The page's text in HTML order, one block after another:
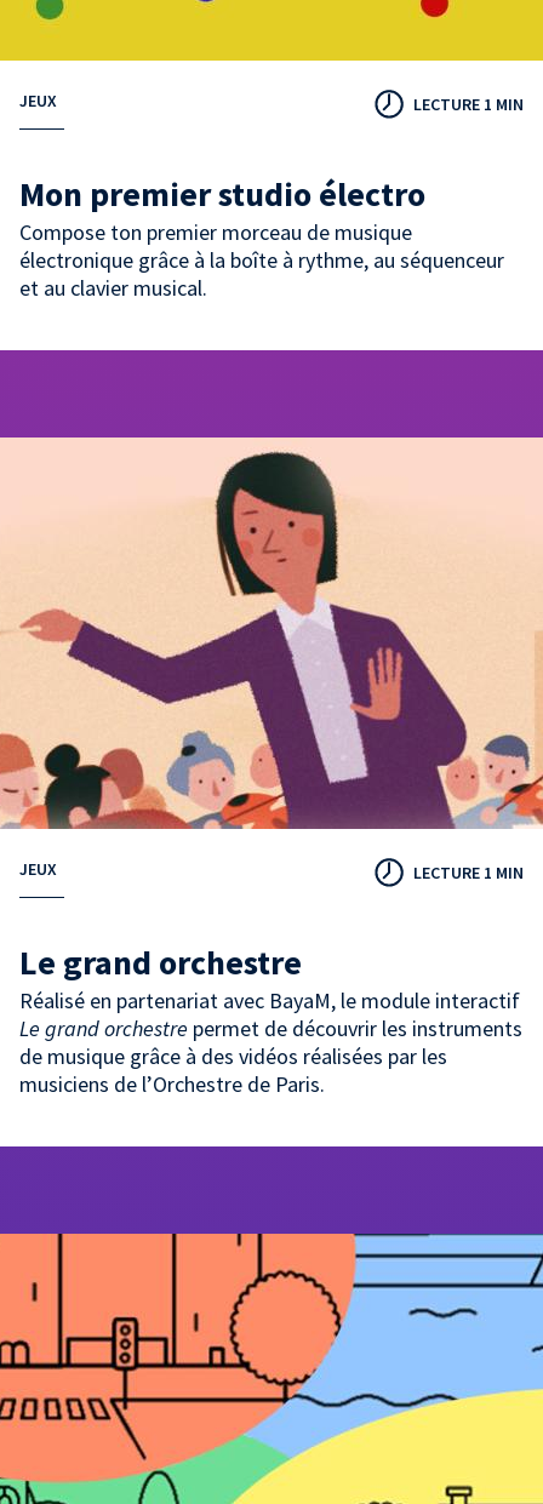
JEUX LECTURE 1 MIN
Mon premier studio électro
Compose ton premier morceau de musique
électronique grâce à la boîte à rythme, au séquenceur
et au clavier musical.
JEUX LECTURE 1 MIN
Le grand orchestre
Réalisé en partenariat avec BayaM, le module interactif
Le grand orchestre permet de découvrir les instruments
de musique grâce à des vidéos réalisées par les
musiciens de l’Orchestre de Paris.